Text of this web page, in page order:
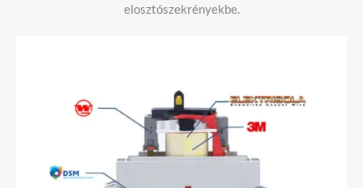
elosztószekrényekbe.